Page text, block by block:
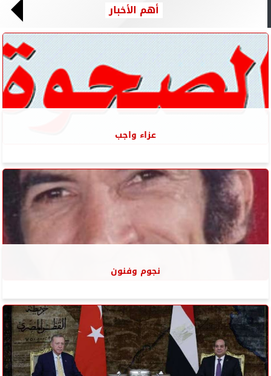
أهم الأخبار
عزاء واجب
نجوم وفنون